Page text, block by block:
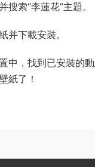
索“李蓮花”主題。
并下載安裝。
中，找到已安裝的
紙了！